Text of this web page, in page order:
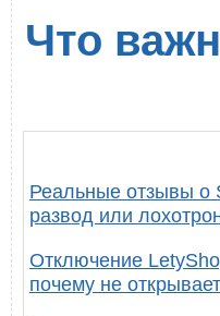
Что
Реальные отзывы о
развод или
Отключение
почему не